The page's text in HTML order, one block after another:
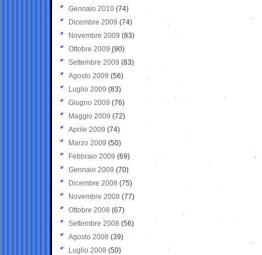
Gennaio 2010 (74)
Dicembre 2009 (74)
Novembre 2009 (83)
Ottobre 2009 (90)
Settembre 2009 (83)
Agosto 2009 (56)
Luglio 2009 (83)
Giugno 2009 (76)
Maggio 2009 (72)
Aprile 2009 (74)
Marzo 2009 (50)
Febbraio 2009 (69)
Gennaio 2009 (70)
Dicembre 2008 (75)
Novembre 2008 (77)
Ottobre 2008 (67)
Settembre 2008 (56)
Agosto 2008 (39)
Luglio 2008 (50)